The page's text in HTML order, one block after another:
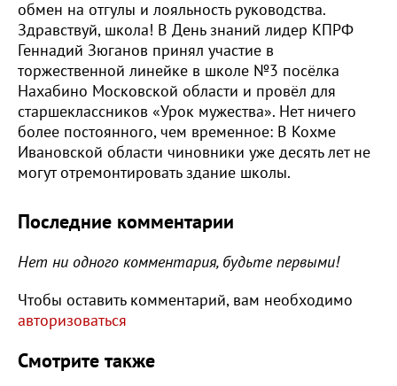
обмен на отгулы и лояльность руководства.
Здравствуй, школа! В День знаний лидер КПРФ
Геннадий Зюганов принял участие в
торжественной линейке в школе №3 посёлка
Нахабино Московской области и провёл для
старшеклассников «Урок мужества». Нет ничего
более постоянного, чем временное: В Кохме
Ивановской области чиновники уже десять лет не
могут отремонтировать здание школы.
Последние комментарии
Нет ни одного комментария, будьте первыми!
Чтобы оставить комментарий, вам необходимо
авторизоваться
Смотрите также